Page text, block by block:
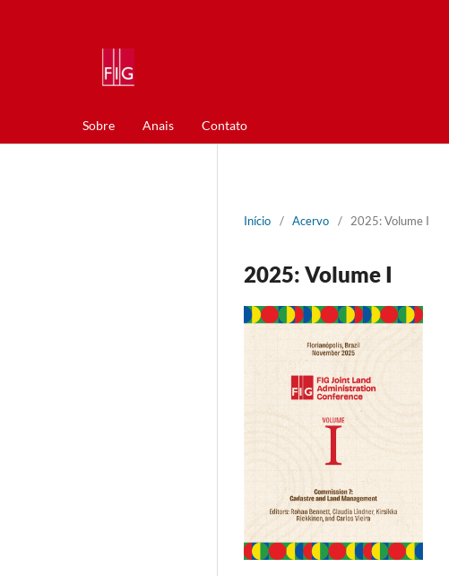
Sobre Anais Contato
Início / Acervo / 2025: Volume I
2025: Volume I